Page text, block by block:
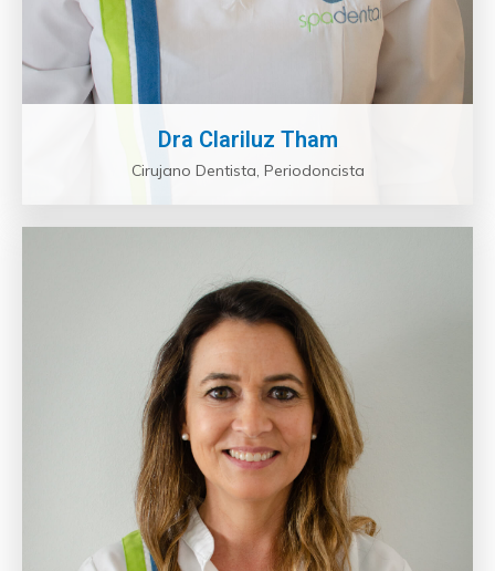
Dra Clariluz Tham
Cirujano Dentista, Periodoncista